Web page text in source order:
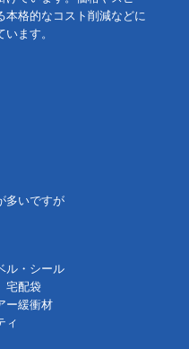
本格的なコスト削減などに
ます。
多いですが
ル・シール
宅配袋
ー緩衝材
ィ